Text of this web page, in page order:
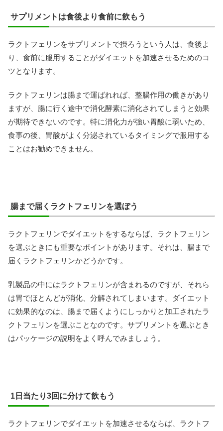
サプリメントは食後より食前に飲もう
ラクトフェリンをサプリメントで摂ろうという人は、食後よ
り、食前に服用することがダイエットを加速させるためのコ
ツとなります。
ラクトフェリンは腸まで運ばれれば、整腸作用の働きがあり
ますが、腸に行く途中で消化酵素に消化されてしまうと効果
が期待できないのです。特に消化力が強い胃酸に弱いため、
食事の後、胃酸がよく分泌されているタイミングで服用する
ことはお勧めできません。
腸まで届くラクトフェリンを選ぼう
ラクトフェリンでダイエットをするならば、ラクトフェリン
を選ぶときにも重要なポイントがあります。それは、腸まで
届くラクトフェリンかどうかです。
乳製品の中にはラクトフェリンが含まれるのですが、それら
は胃でほとんどが消化、分解されてしまいます。ダイエット
に効果的なのは、腸まで届くようにしっかりと加工されたラ
クトフェリンを選ぶことなのです。サプリメントを選ぶとき
はパッケージの説明をよく呼んでみましょう。
1日当たり3回に分けて飲もう
ラクトフェリンでダイエットを加速させるならば、ラクトフ